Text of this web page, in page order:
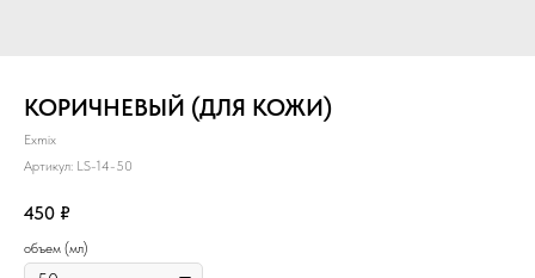
КОРИЧНЕВЫЙ (ДЛЯ КОЖИ)
Exmix
Артикул: LS-14-50
450 ₽
объем (мл)